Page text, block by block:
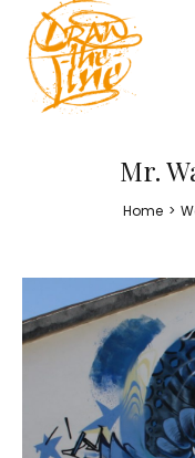
Mr.
Home >